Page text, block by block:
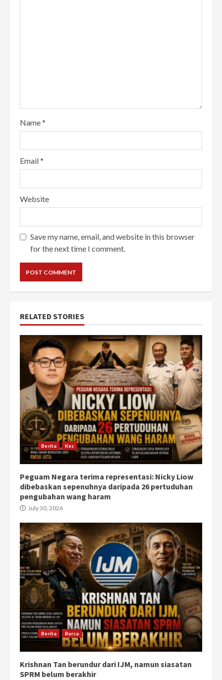
Name*
Email*
Website
Save my name, email, and website in this browser
for the next time I comment.
RELATED STORIES
Berita Kes
Peguam Negara terima representasi: Nicky Liow
dibebaskan sepenuhnya daripada 26 pertuduhan
pengubahan wang haram
July 30, 2026
Berita Bursa
Krishnan Tan berundur dari IJM, namun siasatan
SPRM belum berakhir